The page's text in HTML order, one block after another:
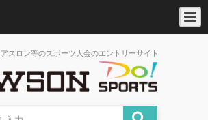
スロン等のスポーツ大会のエントリーサイト